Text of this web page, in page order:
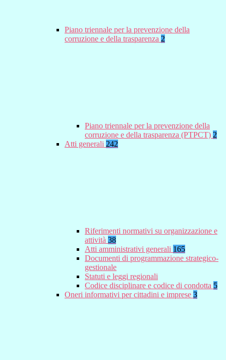
Piano triennale per la prevenzione della
corruzione e della trasparenza 2
Piano triennale per la prevenzione della
corruzione e della trasparenza (PTPCT) 2
Atti generali 242
Riferimenti normativi su organizzazione e
attività 38
Atti amministrativi generali 165
Documenti di programmazione strategico-
gestionale
Statuti e leggi regionali
Codice disciplinare e codice di condotta 5
Oneri informativi per cittadini e imprese 3